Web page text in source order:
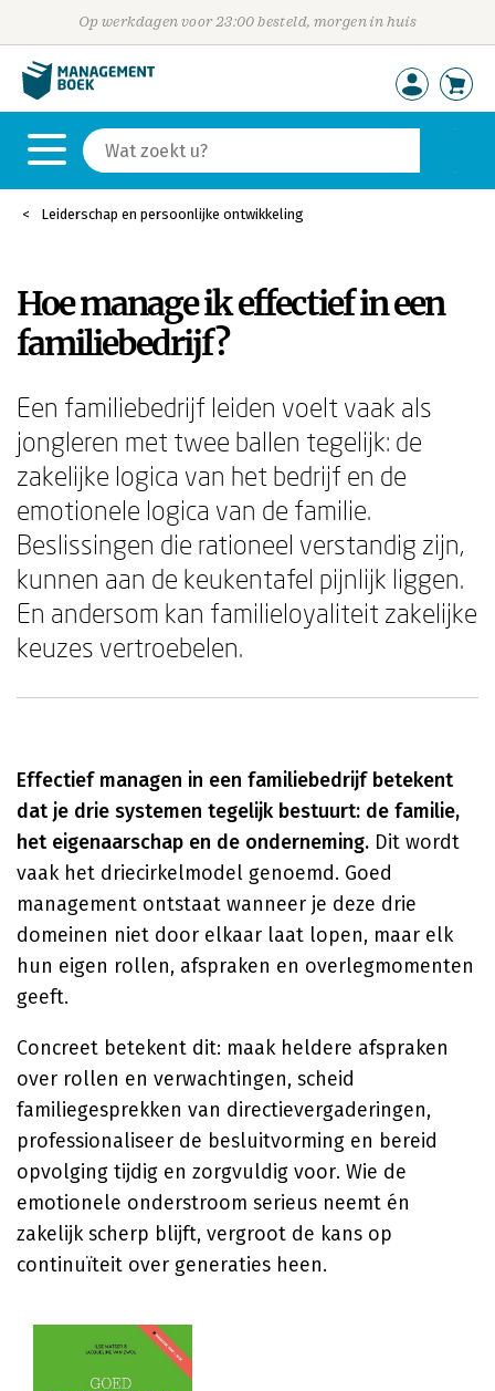
Op werkdagen voor 23:00 besteld, morgen in huis
Leiderschap en persoonlijke ontwikkeling
Hoe manage ik effectief in een
familiebedrijf?
Een familiebedrijf leiden voelt vaak als
jongleren met twee ballen tegelijk: de
zakelijke logica van het bedrijf en de
emotionele logica van de familie.
Beslissingen die rationeel verstandig zijn,
kunnen aan de keukentafel pijnlijk liggen.
En andersom kan familieloyaliteit zakelijke
keuzes vertroebelen.
Effectief managen in een familiebedrijf betekent
dat je drie systemen tegelijk bestuurt: de familie,
het eigenaarschap en de onderneming. Dit wordt
vaak het driecirkelmodel genoemd. Goed
management ontstaat wanneer je deze drie
domeinen niet door elkaar laat lopen, maar elk
hun eigen rollen, afspraken en overlegmomenten
geeft.
Concreet betekent dit: maak heldere afspraken
over rollen en verwachtingen, scheid
familiegesprekken van directievergaderingen,
professionaliseer de besluitvorming en bereid
opvolging tijdig en zorgvuldig voor. Wie de
emotionele onderstroom serieus neemt én
zakelijk scherp blijft, vergroot de kans op
continuïteit over generaties heen.